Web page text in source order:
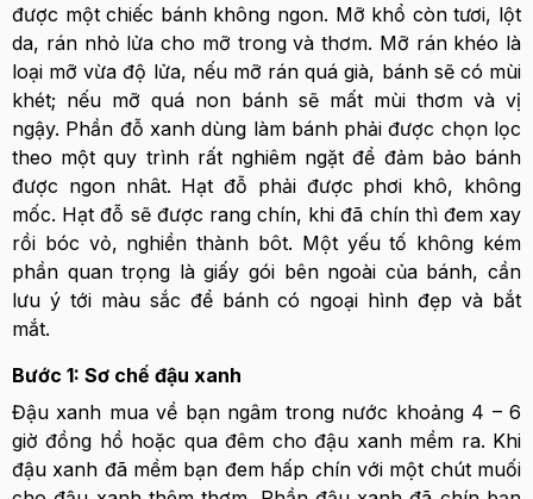
được một chiếc bánh không ngon. Mỡ khổ còn tươi, lột
da, rán nhỏ lửa cho mỡ trong và thơm. Mỡ rán khéo là
loại mỡ vừa độ lửa, nếu mỡ rán quá già, bánh sẽ có mùi
khét; nếu mỡ quá non bánh sẽ mất mùi thơm và vị
ngậy. Phần đỗ xanh dùng làm bánh phải được chọn lọc
theo một quy trình rất nghiêm ngặt để đảm bảo bánh
được ngon nhât. Hạt đỗ phải được phơi khô, không
mốc. Hạt đỗ sẽ được rang chín, khi đã chín thì đem xay
rồi bóc vỏ, nghiền thành bôt. Một yếu tố không kém
phần quan trọng là giấy gói bên ngoài của bánh, cần
lưu ý tới màu sắc để bánh có ngoại hình đẹp và bắt
mắt.
Bước 1: Sơ chế đậu xanh
Đậu xanh mua về bạn ngâm trong nước khoảng 4 – 6
giờ đồng hồ hoặc qua đêm cho đậu xanh mềm ra. Khi
đậu xanh đã mềm bạn đem hấp chín với một chút muối